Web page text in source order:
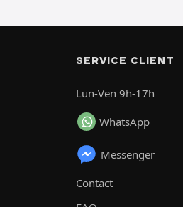
SERVICE CLIENT
Lun-Ven 9h-17h
WhatsApp
Messenger
Contact